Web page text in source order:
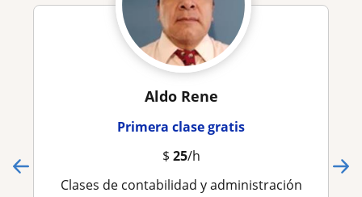
Aldo Rene
Primera clase gratis
$ 25/h
Clases de contabilidad y administración